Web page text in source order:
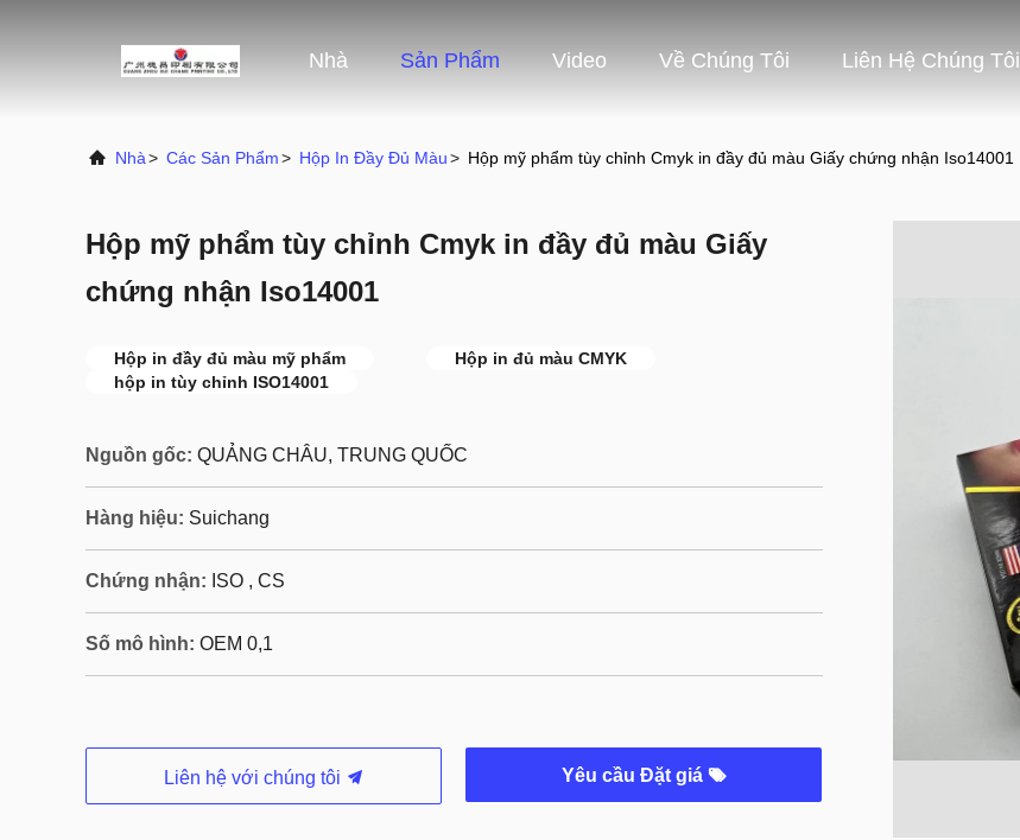
Nhà Sản Phẩm Video Về Chúng Tôi Liên Hệ Chúng Tôi
Nhà> Các Sản Phẩm> Hộp In Đầy Đủ Màu> Hộp mỹ phẩm tùy chỉnh Cmyk in đầy đủ màu Giấy chứng nhận Iso14001
Hộp mỹ phẩm tùy chỉnh Cmyk in đầy đủ màu Giấy
chứng nhận Iso14001
Hộp in đầy đủ màu mỹ phẩm
Hộp in đủ màu CMYK
hộp in tùy chỉnh ISO14001
Nguồn gốc: QUẢNG CHÂU, TRUNG QUỐC
Hàng hiệu: Suichang
Chứng nhận: ISO , CS
Số mô hình: OEM 0,1
Liên hệ với chúng tôi Yêu cầu Đặt giá